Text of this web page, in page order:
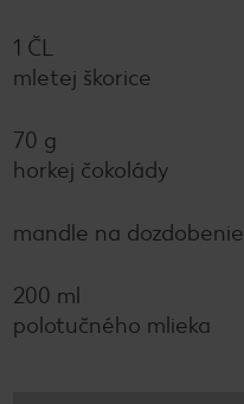
1 ČL
mletej škorice
70 g
horkej čokolády
mandle na dozdobenie
200 ml
polotučného mlieka